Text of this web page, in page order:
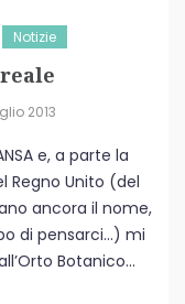
Notizie
2013
e, a parte la
Regno Unito (del
ancora il nome,
di pensarci…) mi
Botanico...